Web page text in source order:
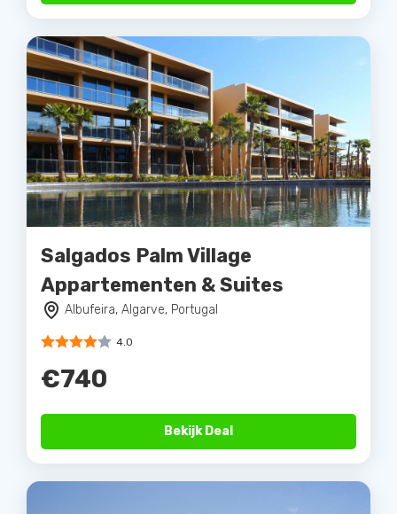
Salgados Palm Village
Appartementen & Suites
Albufeira, Algarve, Portugal
4.0
€740
Bekijk Deal